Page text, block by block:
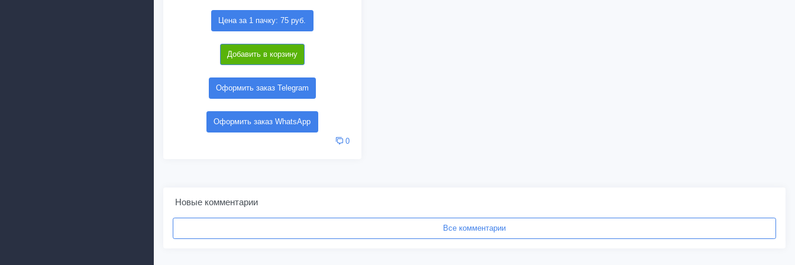
Цена за 1 пачку: 75 руб.
Добавить в корзину
Оформить заказ Telegram
Оформить заказ WhatsApp
0
Новые комментарии
Все комментарии